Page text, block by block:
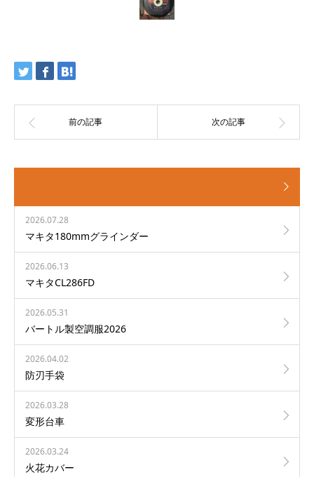
2026.07.28
マキタ180mmグラインダー
2026.06.13
マキタCL286FD
2026.05.31
バートル製空調服2026
2026.04.02
防刃手袋
2026.03.28
変形台車
2026.03.24
火花カバー